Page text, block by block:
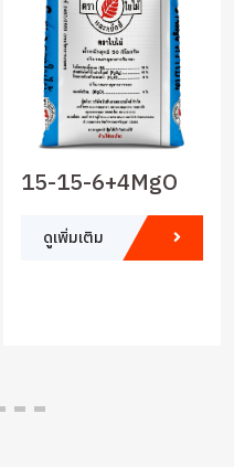
15-15-6+4MgO
ดูเพิ่มเติม